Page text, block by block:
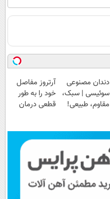
دندان مصنوعی
سوئیسی | سبک،
مقاوم، طبیعی!
اقساطی😍
آرتروز مفاصل
خود را به طور
قطعی درمان